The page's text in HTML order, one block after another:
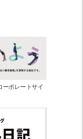
ーポレートサイ